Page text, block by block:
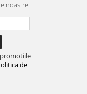
noastre
de